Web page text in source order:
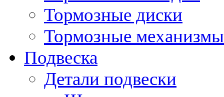
Тормозные диски
Тормозные механизмы
Подвеска
Детали подвески